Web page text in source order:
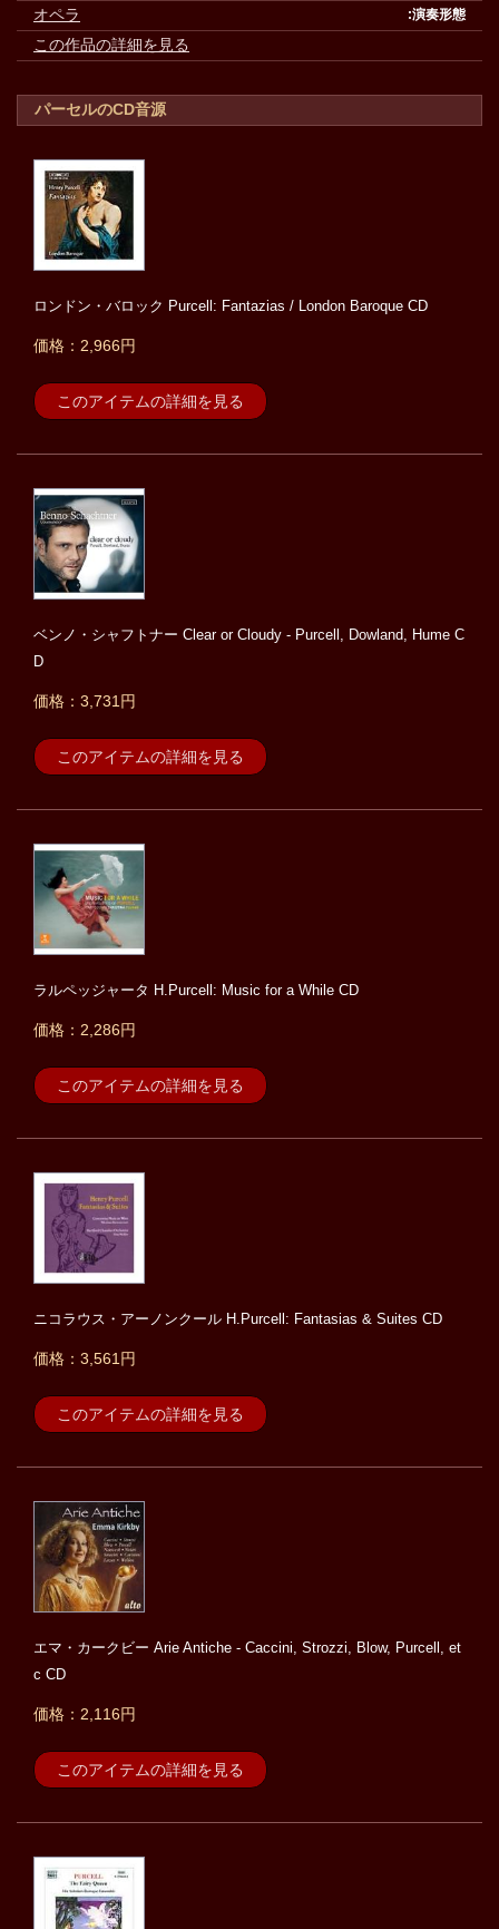
オペラ
この作品の詳細を見る
パーセルのCD音源
ロンドン・バロック Purcell: Fantazias / London Baroque CD
価格：2,966円
このアイテムの詳細を見る
ベンノ・シャフトナー Clear or Cloudy - Purcell, Dowland, Hume C
D
価格：3,731円
このアイテムの詳細を見る
ラルペッジャータ H.Purcell: Music for a While CD
価格：2,286円
このアイテムの詳細を見る
ニコラウス・アーノンクール H.Purcell: Fantasias & Suites CD
価格：3,561円
このアイテムの詳細を見る
エマ・カークビー Arie Antiche - Caccini, Strozzi, Blow, Purcell, et
c CD
価格：2,116円
このアイテムの詳細を見る